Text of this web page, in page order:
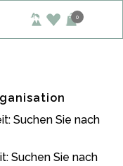
0
Suchen Sie nach
Suchen Sie nach